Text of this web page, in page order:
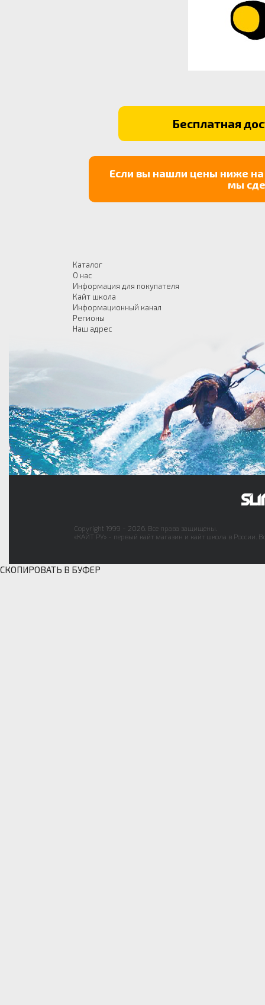
Бесплатная
Если вы нашли цены ниже
мы
Каталог
О нас
Информация для покупателя
Кайт школа
Информационный канал
Регионы
Наш адрес
Copyright 1999 - 2026. Все права защищены.
«КАЙТ РУ» - первый кайт магазин и кайт школа в России.
СКОПИРОВАТЬ В БУФЕР